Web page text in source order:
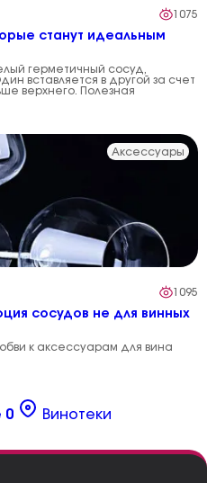
1075
станут идеальным
герметичный сосуд,
вставляется в другой за счет
верхнего. Полезная
Аксессуары
1095
сосудов не для винных
к аксессуарам для вина
0
Винотеки